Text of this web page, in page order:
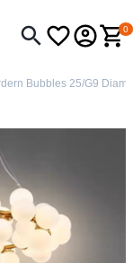
0
Bubbles 25/G9